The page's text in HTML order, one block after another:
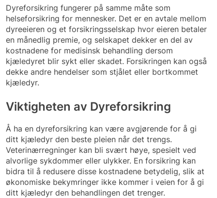
Dyreforsikring fungerer på samme måte som
helseforsikring for mennesker. Det er en avtale mellom
dyreeieren og et forsikringsselskap hvor eieren betaler
en månedlig premie, og selskapet dekker en del av
kostnadene for medisinsk behandling dersom
kjæledyret blir sykt eller skadet. Forsikringen kan også
dekke andre hendelser som stjålet eller bortkommet
kjæledyr.
Viktigheten av Dyreforsikring
Å ha en dyreforsikring kan være avgjørende for å gi
ditt kjæledyr den beste pleien når det trengs.
Veterinærregninger kan bli svært høye, spesielt ved
alvorlige sykdommer eller ulykker. En forsikring kan
bidra til å redusere disse kostnadene betydelig, slik at
økonomiske bekymringer ikke kommer i veien for å gi
ditt kjæledyr den behandlingen det trenger.